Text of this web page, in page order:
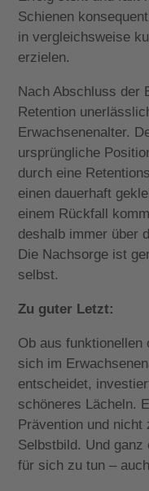
Schienen
in vergleichsweise
erzielen.
Nach Abschluss der
Retention
Erwachsenenalter.
ursprüngliche
durch eine
einen dauerhaft
einem Rückfall
deshalb immer über
Die Nachsorge ist
selbst.
Zu guter Letzt:
Ob aus funktionellen
sich im
entscheidet,
schöneres Lächeln.
Prävention und
Selbstbild. Und
für sich zu tun –